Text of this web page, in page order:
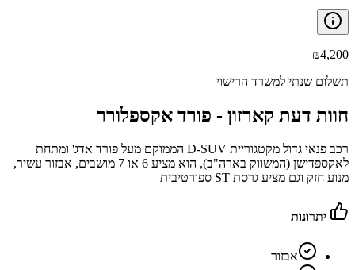
₪4,200
תשלום שנתי למשרד הרישוי
חוות דעת קארזון - פורד אקספלורר
רכב פנאי גדול מקטגוריית D-SUV הממוקם מעל פורד אדג' ומתחת
לאקספדישן (המשווק בארה"ב), הוא מציע 6 או 7 מושבים, אבזור עשיר,
מנוע חזק וגם מציע גרסת ST ספורטיבית
יתרונות
אבזור